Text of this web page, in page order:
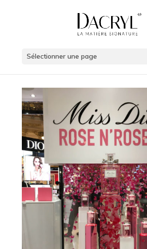
Sélectionner une page